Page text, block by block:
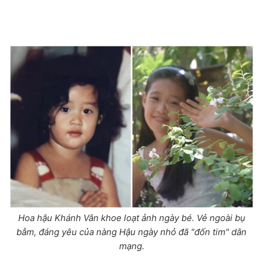
Hoa hậu Khánh Vân khoe loạt ảnh ngày bé. Vẻ ngoài bụ
bẫm, đáng yêu của nàng Hậu ngày nhỏ đã "đốn tim" dân
mạng.